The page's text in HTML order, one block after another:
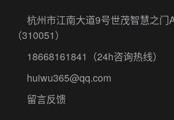
杭州市江南大道9号世茂智慧之门
（310051）
18668161841
（24h咨询热线）
huiwu365@qq.com
留言反馈